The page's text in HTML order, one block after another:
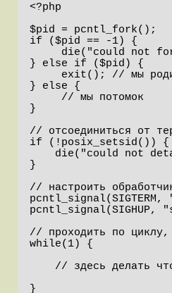
<?php
$pid = pcntl_fork();
if ($pid == -1) {
} else if ($pid) {
} else {
}
// отсоединиться от
if (!posix_setsid()) {
}
// настроить
pcntl_signal(SIGHUP,
// проходить по циклу,
while(1) {
}